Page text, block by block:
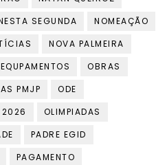
SEGUNDA
NOMEAÇÃO
NOVA PALMEIRA
OBRAS
PMJP
ODE
2026
OLIMPIADAS
PADRE EGID
PAGAMENTO